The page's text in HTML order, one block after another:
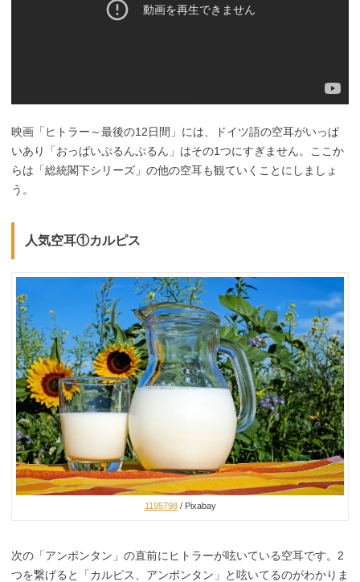
映画「ヒトラー～最後の12日間」には、ドイツ語の空耳がいっぱ
いあり「おっぱいぷるんぷるん」はその1つにすぎません。ここか
らは「総統閣下シリーズ」の他の空耳も観ていくことにしましょ
う。
人気空耳①カルピス
1195798/ Pixabay
次の「アンポンタン」の直前にヒトラーが呟いている空耳です。2
つを繋げると「カルピス、アンポンタン」と呟いてるのがわかりま